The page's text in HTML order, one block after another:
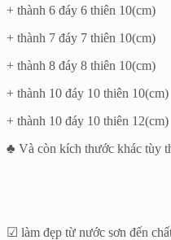
+ thành 6 đáy 6 thiên 10(cm)
+ thành 7 đáy 7 thiên 10(cm)
+ thành 8 đáy 8 thiên 10(cm)
+ thành 10 đáy 10 thiên 10(cm)
+ thành 10 đáy 10 thiên 12(cm)
♣ Và còn kích thước khác tùy
☑ làm đẹp từ nước sơn đến